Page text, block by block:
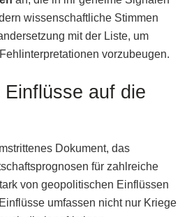
wissenschaftliche Stimmen
mit der Liste, um
vorzubeugen.
auf die
Dokument, das
für zahlreiche
von geopolitischen Einflüssen
umfassen nicht nur Kriege